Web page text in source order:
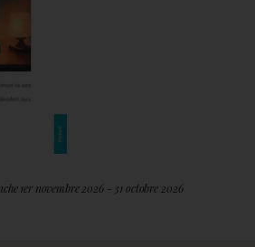
1er novembre 2026 - 31 octobre 2026